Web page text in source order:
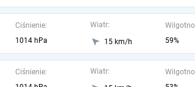
Ciśnienie:
1014 hPa
Wiatr:
15 km/h
59%
Ciśnienie:
Wiatr: